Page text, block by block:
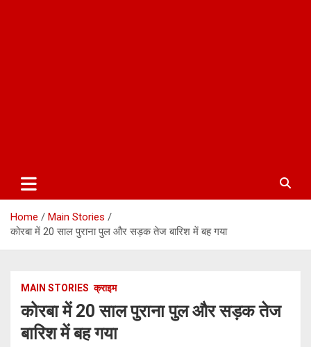
Home
Main Stories
कोरबा में 20 साल पुराना पुल और सड़क तेज बारिश में बह गया
MAIN STORIES क्राइम
कोरबा में 20 साल पुराना पुल और सड़क तेज
बारिश में बह गया